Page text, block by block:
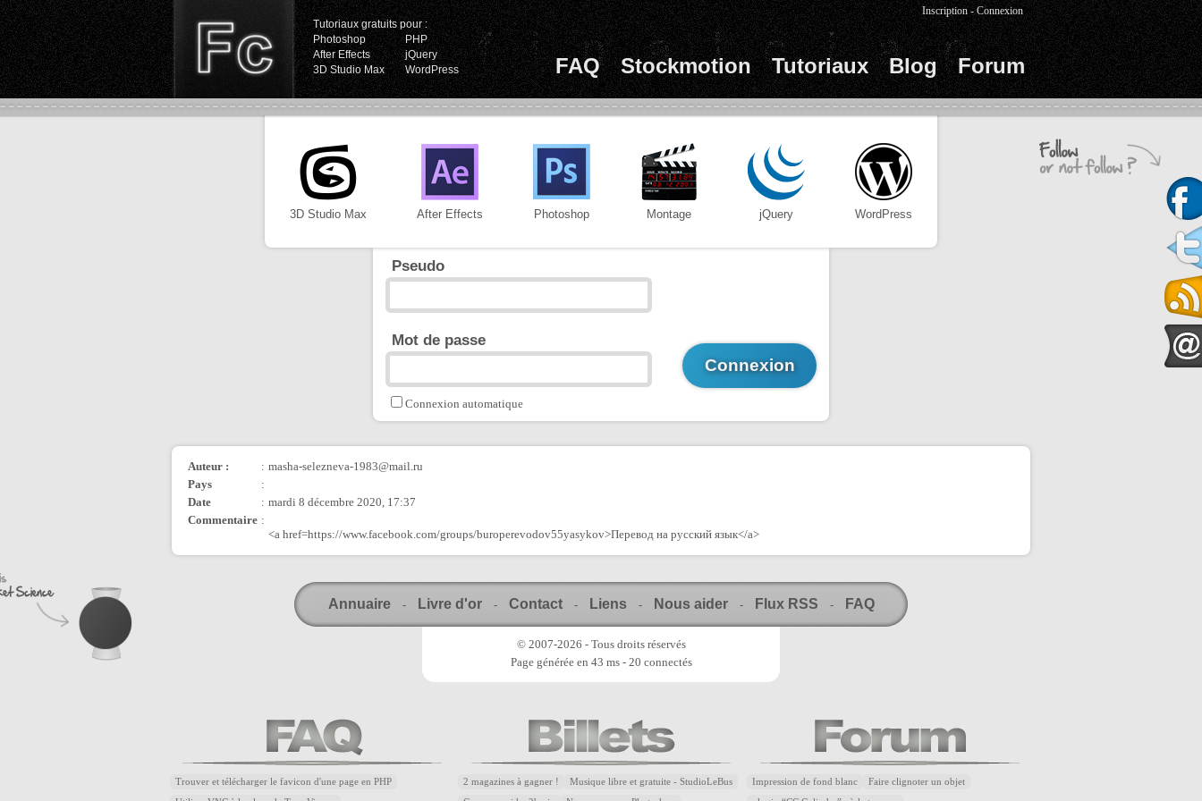
Tutoriaux gratuits pour :
Photoshop
PHP
After Effects
jQuery
3D Studio Max
WordPress FAQ Stockmotion Tutoriaux Blog Forum
Inscription -Connexion
3D Studio Max After Effects Photoshop Montage jQuery WordPress
Pseudo
Mot de passe
Connexion automatique
Auteur : : masha-selezneva-1983@mail.ru
Pays
:
Date
: mardi 8 décembre 2020, 17:37
Commentaire :
<a href=https://www.facebook.com/groups/buroperevodov55yasykov>Перевод на русский язык</a>
Annuaire - Livre d'or - Contact - Liens - Nous aider - Flux RSS - FAQ
© 2007-2026 - Tous droits réservés
Page générée en 43 ms - 20 connectés
Trouver et télécharger le favicon d'une page en PHP 2 magazines à gagner ! Musique libre et gratuite - StudioLeBus Impression de fond blanc Faire clignoter un objet